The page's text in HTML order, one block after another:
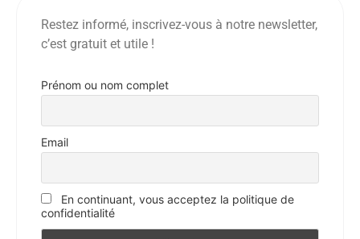
Restez informé, inscrivez-vous à notre newsletter,
c’est gratuit et utile !
Prénom ou nom complet
Email
En continuant, vous acceptez la politique de
confidentialité